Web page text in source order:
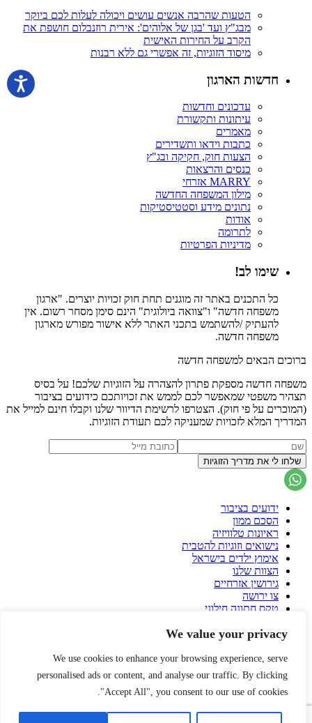
We value your privacy
We use cookies to enhance your browsing experience, serve
personalised ads or content, and analyse our traffic. By clicking
"Accept All", you consent to our use of cookies.
הטעות שהרבה אנשים עושים ויכולה לעלות לכם ביוקר
מבג"ץ ועד 'בגן של אלוהים': אירית רוזנבלום חושפת את
הקרב על החירות האישית
מיסוד הזוגיות, זה אפשרי גם ללא רבנות
חדשות הארגון
עדכונים וחדשות
עיתונות ותקשורת
מאמרים
כתבות וידאו ותשדירים
הצעות חוק, חקיקה ובג"ץ
כנסים והרצאות
MARRY אזרחי
מילון המשפחה החדשה
נתונים מידע וסטטיסטיקות
אודות
לתרומה
מדיניות הפרטיות
שימו לב!
כל התכנים באתר זה מוגנים תחת חוק זכויות יוצרים. "ארגון
משפחה חדשה" ו"צוואה ביולוגית" הינם סימן מסחר רשום. אין
להעתיק /להשתמש בתכני האתר ללא אישור מפורש מארגון
משפחה חדשה.
ברוכים הבאים למשפחה חדשה
משפחה חדשה מספקת פתרון להצהרה על הזוגיות שלכם! על בסיס
תצהיר משפטי שמאפשר לכם לממש את זכויותכם כידועים בציבור
(המוכרים על פי חוק). הצטרפו לרשימת הדיוור שלנו וקבלו חינם למייל את
המדריך המלא לזכויות שמעניקה לכם תעודת הזוגיות.
ידועים בציבור
הסכם ממון
ראיונות טלוויזיה
נישואים וזוגיות להטבית
אימוץ ילדים בישראל
הצוות שלנו
גירושין אזרחיים
צו ירושה
טקס חתונה חילוני
פונדקאות בישראל
הורות גאה
עיזבון
שאלות ותשובות על הסכם ממון
אירית רוזנבלום